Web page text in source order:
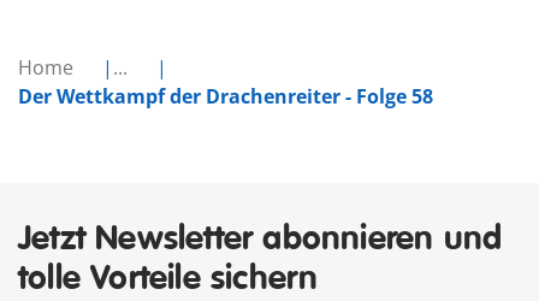
Home
...
Der Wettkampf der Drachenreiter - Folge 58
Jetzt Newsletter abonnieren und
tolle Vorteile sichern